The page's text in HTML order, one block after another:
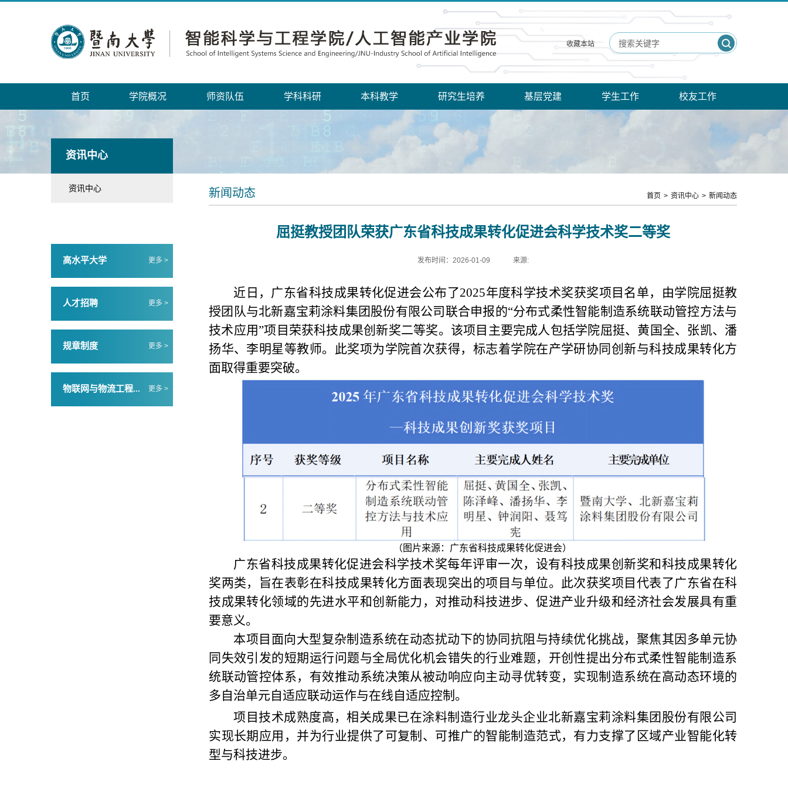
收藏本站
首页 学院概况 师资队伍 学科科研 本科教学 研究生培养 基层党建 学生工作 校友工作
资讯中心
资讯中心
高水平大学 更多 >
人才招聘 更多 >
规章制度 更多 >
物联网与物流工程... 更多 >
新闻动态 首页 > 资讯中心 > 新闻动态
屈挺教授团队荣获广东省科技成果转化促进会科学技术奖二等奖
发布时间：2026-01-09 来源:
近日，广东省科技成果转化促进会公布了2025年度科学技术奖获奖项目名单，由学院屈挺教
授团队与北新嘉宝莉涂料集团股份有限公司联合申报的“分布式柔性智能制造系统联动管控方法与
技术应用”项目荣获科技成果创新奖二等奖。该项目主要完成人包括学院屈挺、黄国全、张凯、潘
扬华、李明星等教师。此奖项为学院首次获得，标志着学院在产学研协同创新与科技成果转化方
面取得重要突破。
（图片来源：广东省科技成果转化促进会）
广东省科技成果转化促进会科学技术奖每年评审一次，设有科技成果创新奖和科技成果转化
奖两类，旨在表彰在科技成果转化方面表现突出的项目与单位。此次获奖项目代表了广东省在科
技成果转化领域的先进水平和创新能力，对推动科技进步、促进产业升级和经济社会发展具有重
要意义。
本项目面向大型复杂制造系统在动态扰动下的协同抗阻与持续优化挑战，聚焦其因多单元协
同失效引发的短期运行问题与全局优化机会错失的行业难题，开创性提出分布式柔性智能制造系
统联动管控体系，有效推动系统决策从被动响应向主动寻优转变，实现制造系统在高动态环境的
多自治单元自适应联动运作与在线自适应控制。
项目技术成熟度高，相关成果已在涂料制造行业龙头企业北新嘉宝莉涂料集团股份有限公司
实现长期应用，并为行业提供了可复制、可推广的智能制造范式，有力支撑了区域产业智能化转
型与科技进步。